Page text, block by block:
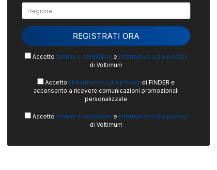
Accetto termini e condizioni e informativa sulla privacy
di Voltimum
Accetto l'Informativa sulla privacy di FINDER e
acconsento a ricevere comunicazioni promozionali
personalizzate
Accetto termini e condizioni e informativa sulla privacy
di Voltimum